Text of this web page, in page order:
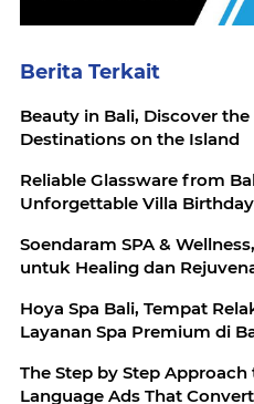
Berita Terkait
Beauty in Bali, Discover the
Destinations on the Island
Reliable Glassware from
Unforgettable Villa
Soendaram SPA &
untuk Healing dan
Hoya Spa Bali, Tempat
Layanan Spa Premium di
The Step by Step
Language Ads That